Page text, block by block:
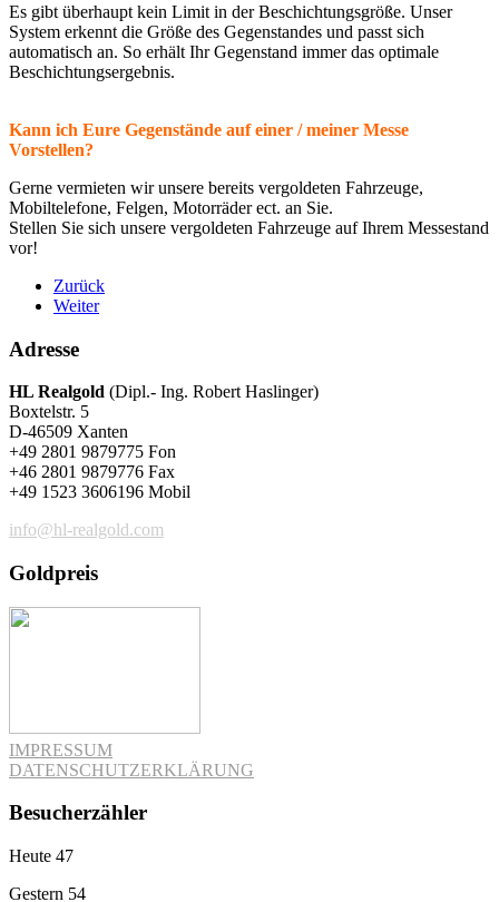
Es gibt überhaupt kein Limit in der Beschichtungsgröße. Unser
System erkennt die Größe des Gegenstandes und passt sich
automatisch an. So erhält Ihr Gegenstand immer das optimale
Beschichtungsergebnis.
Kann ich Eure Gegenstände auf einer / meiner Messe
Vorstellen?
Gerne vermieten wir unsere bereits vergoldeten Fahrzeuge,
Mobiltelefone, Felgen, Motorräder ect. an Sie.
Stellen Sie sich unsere vergoldeten Fahrzeuge auf Ihrem Messestand
vor!
Zurück
Weiter
Adresse
HL Realgold (Dipl.- Ing. Robert Haslinger)
Boxtelstr. 5
D-46509 Xanten
+49 2801 9879775 Fon
+46 2801 9879776 Fax
+49 1523 3606196 Mobil
info@hl-realgold.com
Goldpreis
IMPRESSUM
DATENSCHUTZERKLÄRUNG
Besucherzähler
Heute 47
Gestern 54